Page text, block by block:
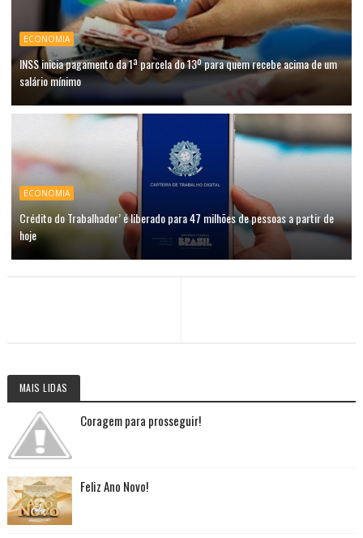
ECONOMIA
INSS inicia pagamento da 1ª parcela do 13º para quem recebe acima de um
salário mínimo
ECONOMIA
Crédito do Trabalhador’ é liberado para 47 milhões de pessoas a partir de
hoje
MAIS LIDAS
Coragem para prosseguir!
Feliz Ano Novo!